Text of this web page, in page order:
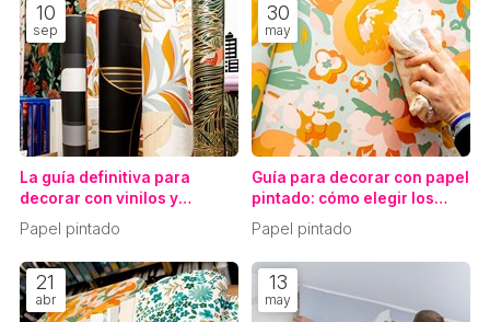
10
sep
La guía definitiva para
decorar con vinilos y
papeles pintados
Papel pintado
30
may
Guía para decorar con papel
pintado: cómo elegir los
estilos perfectos
Papel pintado
21
abr
13
may